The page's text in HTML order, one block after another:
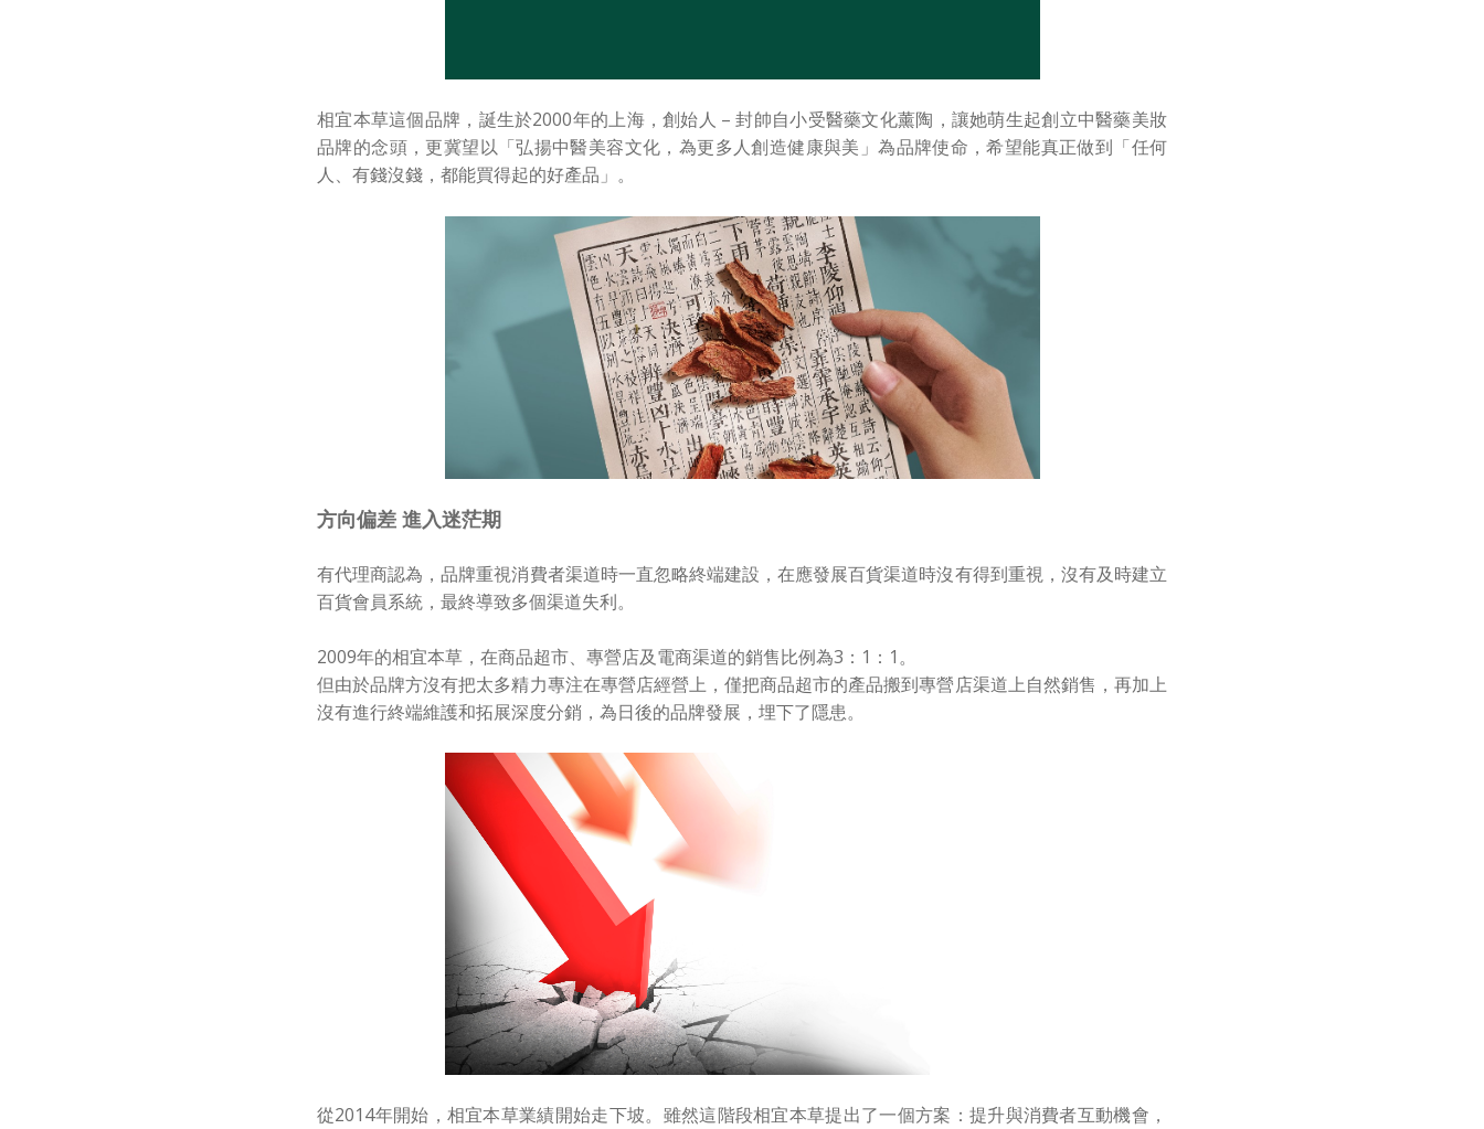
相宜本草這個品牌，誕生於2000年的上海，創始人 – 封帥自小受醫藥文化薰陶，讓她萌生起創立中醫藥美妝
品牌的念頭，更冀望以「弘揚中醫美容文化，為更多人創造健康與美」為品牌使命，希望能真正做到「任何
人、有錢沒錢，都能買得起的好產品」。
方向偏差 進入迷茫期
有代理商認為，品牌重視消費者渠道時一直忽略終端建設，在應發展百貨渠道時沒有得到重視，沒有及時建立
百貨會員系統，最終導致多個渠道失利。
2009年的相宜本草，在商品超市、專營店及電商渠道的銷售比例為3：1：1。
但由於品牌方沒有把太多精力專注在專營店經營上，僅把商品超市的產品搬到專營店渠道上自然銷售，再加上
沒有進行終端維護和拓展深度分銷，為日後的品牌發展，埋下了隱患。
從2014年開始，相宜本草業績開始走下坡。雖然這階段相宜本草提出了一個方案：提升與消費者互動機會，